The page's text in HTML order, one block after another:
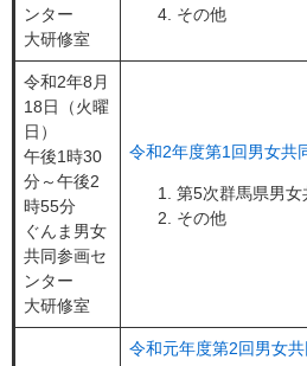
ンター
大研修室
その他
令和2年8月
18日（火曜
日）
午後1時30
分～午後2
時55分
ぐんま男女
共同参画セ
ンター
大研修室
令和2年度第1回男女共
第5次群馬県男
その他
令和元年度第2回男女